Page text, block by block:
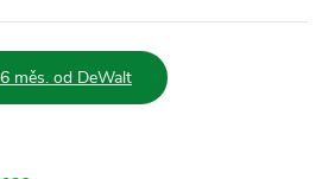
měs. od DeWalt